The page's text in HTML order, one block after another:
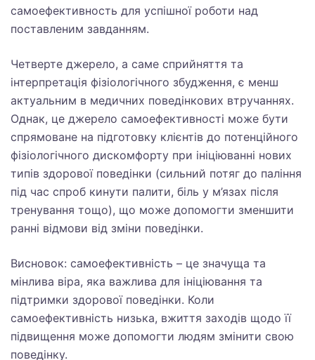
самоефективность для успішної роботи над
поставленим завданням.
Четверте джерело, а саме сприйняття та
інтерпретація фізіологічного збудження, є менш
актуальним в медичних поведінкових втручаннях.
Однак, це джерело самоефективності може бути
спрямоване на підготовку клієнтів до потенційного
фізіологічного дискомфорту при ініціюванні нових
типів здорової поведінки (сильний потяг до паління
під час спроб кинути палити, біль у м’язах після
тренування тощо), що може допомогти зменшити
ранні відмови від зміни поведінки.
Висновок: самоефективність – це значуща та
мінлива віра, яка важлива для ініціювання та
підтримки здорової поведінки. Коли
самоефективність низька, вжиття заходів щодо її
підвищення може допомогти людям змінити свою
поведінку.